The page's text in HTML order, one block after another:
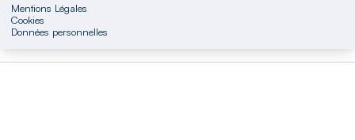
Mentions Légales
Cookies
Données personnelles